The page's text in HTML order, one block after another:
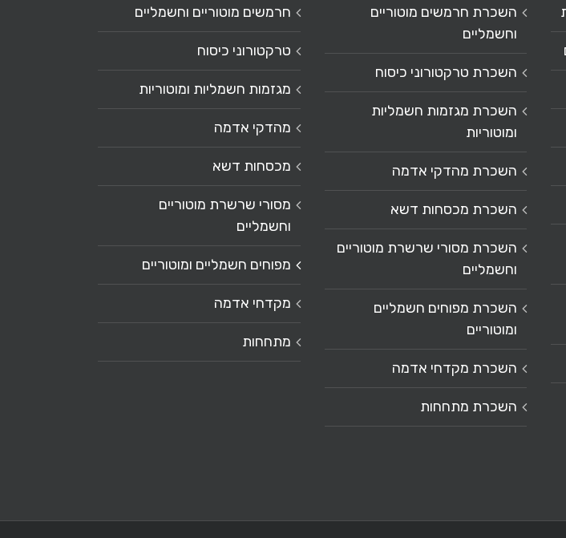
השכרת חרמשים מוטוריים
וחשמליים
השכרת טרקטורוני כיסוח
השכרת מגזמות חשמליות
ומוטוריות
השכרת מהדקי אדמה
השכרת מכסחות דשא
השכרת מסורי שרשרת מוטוריים
וחשמליים
השכרת מפוחים חשמליים
ומוטוריים
השכרת מקדחי אדמה
השכרת מתחחות
חרמשים מוטוריים וחשמליים
טרקטורוני כיסוח
מגזמות חשמליות ומוטוריות
מהדקי אדמה
מכסחות דשא
מסורי שרשרת מוטוריים
וחשמליים
מפוחים חשמליים ומוטוריים
מקדחי אדמה
מתחחות